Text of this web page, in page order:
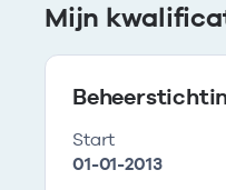
Mijn
Start
01-01-2013